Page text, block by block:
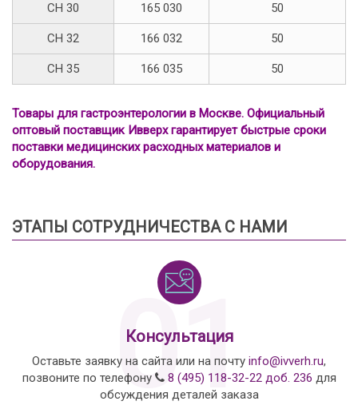
СН 30 165 030 50
СН 32 166 032 50
СН 35 166 035 50
Товары для гастроэнтерологии в Москве. Официальный
оптовый поставщик Ивверх гарантирует быстрые сроки
поставки медицинских расходных материалов и
оборудования.
ЭТАПЫ СОТРУДНИЧЕСТВА С НАМИ
01
Консультация
Оставьте заявку на сайта или на почту info@ivverh.ru,
позвоните по телефону
8 (495) 118-32-22 доб. 236 для
обсуждения деталей заказа